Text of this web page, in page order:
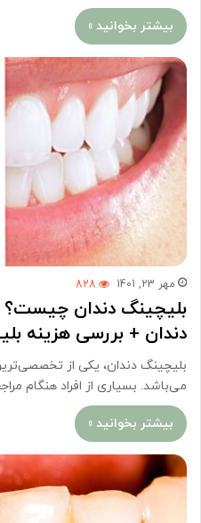
بیشتر بخوانید »
مهر 23, 1401 828
بلیچینگ دندان چیست؟
دندان + بررسی هزینه
بلیچینگ دندان، یکی از
می‌باشد. بسیاری از افراد هنگام
بیشتر بخوانید »